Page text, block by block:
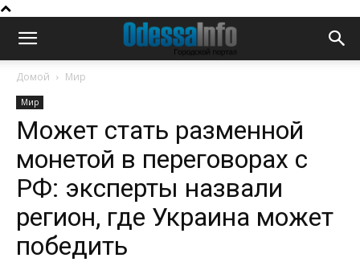
Домой Мир
Мир
Может стать разменной
монетой в переговорах с
РФ: эксперты назвали
регион, где Украина может
победить